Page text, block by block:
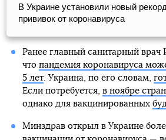
В Украине установили новый
прививок от коронавируса
Ранее главный санитарный врач
что пандемия коронавируса
5 лет. Украина, по его словам,
Если потребуется, в ноябре
однако для вакцинированных
Минздрав открыл в Украине